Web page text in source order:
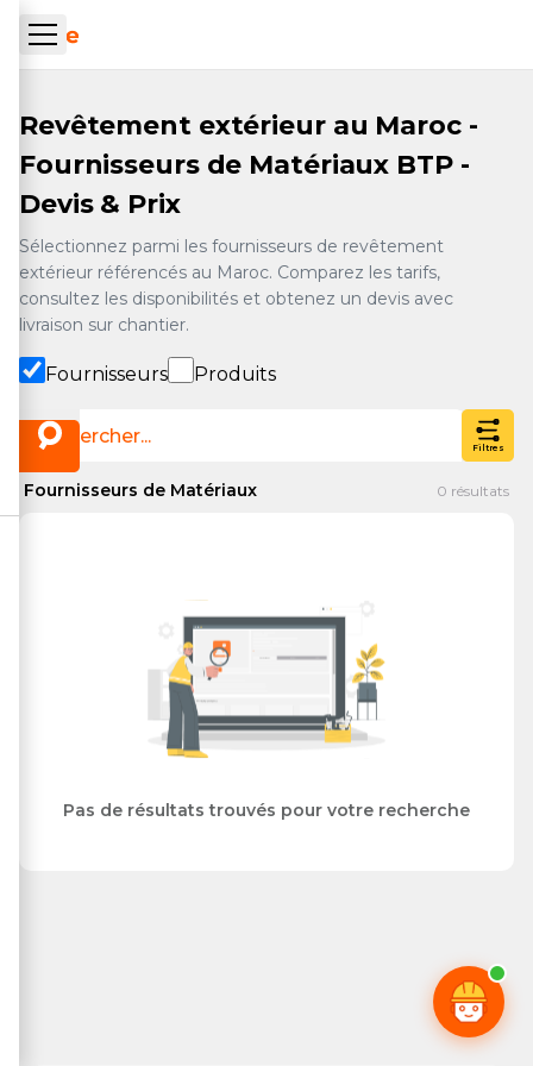
Aller au contenu principal
Revêtement extérieur au Maroc -
Fournisseurs de Matériaux BTP -
Devis & Prix
Sélectionnez parmi les fournisseurs de revêtement
extérieur référencés au Maroc. Comparez les tarifs,
consultez les disponibilités et obtenez un devis avec
livraison sur chantier.
Fournisseurs Produits
Filtres
Fournisseurs de Matériaux 0 résultats
Pas de résultats trouvés pour votre recherche